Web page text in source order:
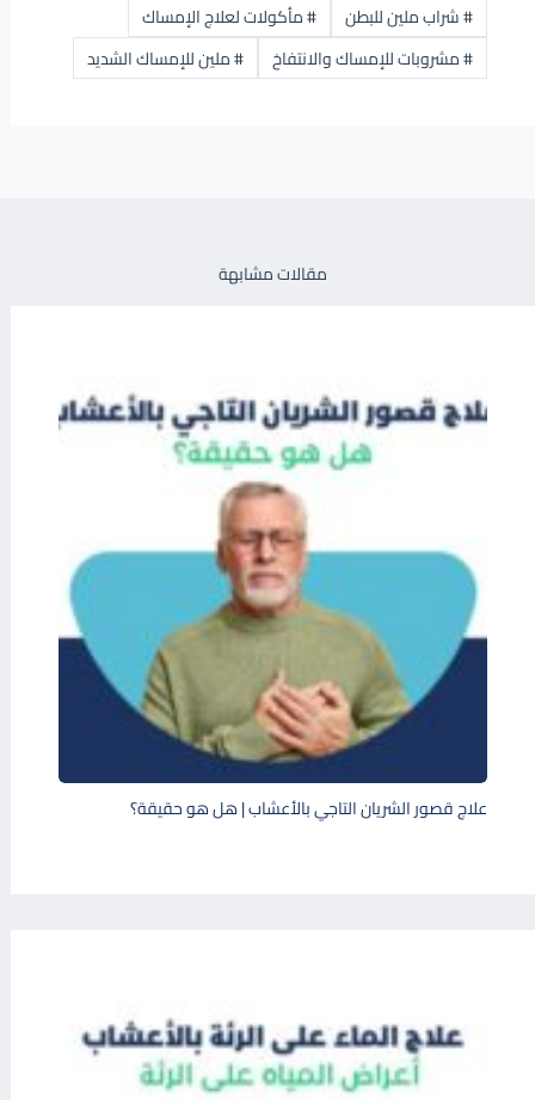
#شراب ملين للبطن #مأكولات لعلاج الإمساك
#مشروبات للإمساك والانتفاخ #ملين للإمساك الشديد
مقالات مشابهة
علاج قصور الشريان التاجي بالأعشاب | هل هو حقيقة؟